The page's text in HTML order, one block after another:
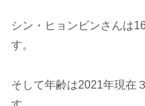
シン・ヒョンビンさんは
す。
そして年齢は2021年現在